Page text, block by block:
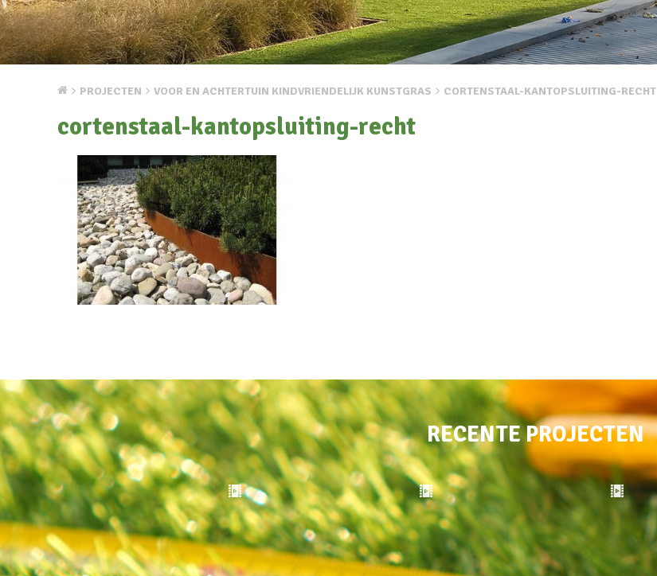
PROJECTEN VOOR EN ACHTERTUIN KINDVRIENDELIJK KUNSTGRAS CORTENSTAAL-KANTOPSLUITING-RECHT
cortenstaal-kantopsluiting-recht
RECENTE PROJECTEN